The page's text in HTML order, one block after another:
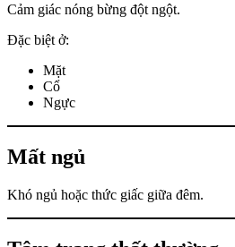
Cảm giác nóng bừng đột ngột.
Đặc biệt ở:
Mặt
Cổ
Ngực
Mất ngủ
Khó ngủ hoặc thức giấc giữa đêm.